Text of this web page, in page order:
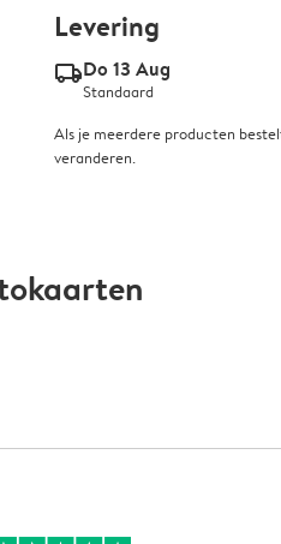
Levering
delivery_standard_v2Do 13 Aug
Standaard
Als je meerdere producten
veranderen.